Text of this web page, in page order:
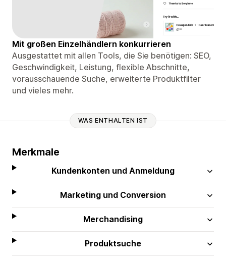
Mit großen Einzelhändlern konkurrieren
Ausgestattet mit allen Tools, die Sie benötigen: SEO,
Geschwindigkeit, Leistung, flexible Abschnitte,
vorausschauende Suche, erweiterte Produktfilter
und vieles mehr.
WAS ENTHALTEN IST
Merkmale
Kundenkonten und Anmeldung
Marketing und Conversion
Merchandising
Produktsuche